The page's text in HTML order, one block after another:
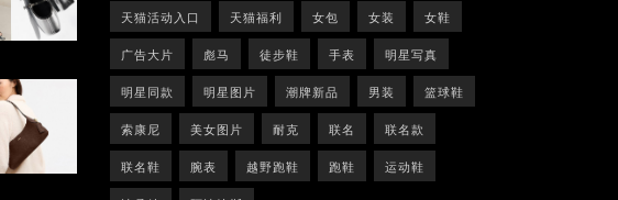
天猫活动入口 天猫福利 女包 女装 女鞋
广告大片 彪马 徒步鞋 手表 明星写真
明星同款 明星图片 潮牌新品 男装 篮球鞋
索康尼 美女图片 耐克 联名 联名款
联名鞋 腕表 越野跑鞋 跑鞋 运动鞋